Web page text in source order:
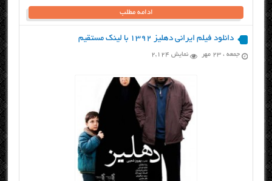
ادامه مطلب
دانلود فیلم ایرانی دهلیز ۱۳۹۲ با لینک مستقیم
جمعه ، ۲۳ مهر نمایش 2,124